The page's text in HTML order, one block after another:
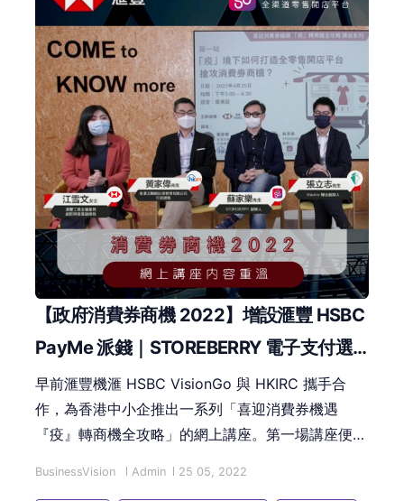
【政府消費券商機 2022】增設滙豐 HSBC
PayMe 派錢｜STOREBERRY 電子支付選
項全面睇！
早前滙豐機滙 HSBC VisionGo 與 HKIRC 攜手合
作，為香港中小企推出一系列「喜迎消費券機遇
『疫』轉商機全攻略」的網上講座。第一場講座便邀
BusinessVision Admin 25 05, 2022